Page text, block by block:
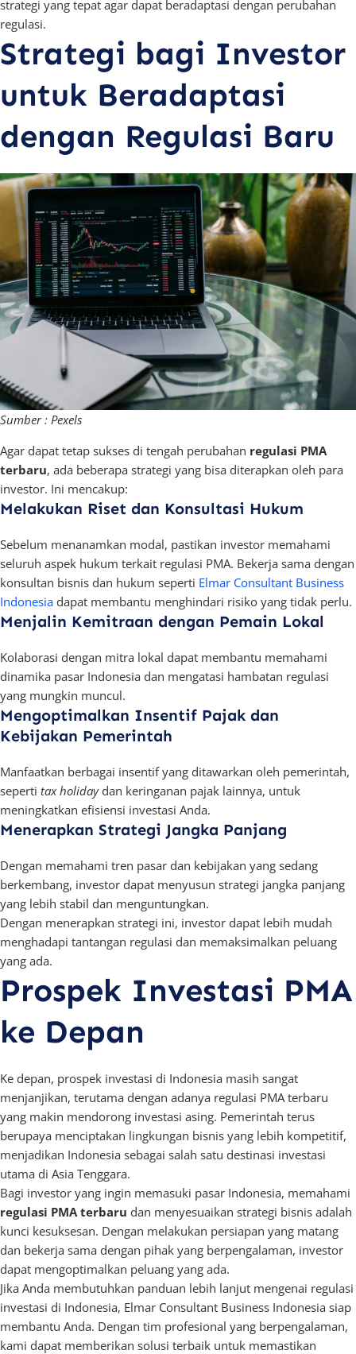
strategi yang tepat agar dapat beradaptasi dengan perubahan
regulasi.
Strategi bagi Investor
untuk Beradaptasi
dengan Regulasi Baru
Sumber : Pexels
Agar dapat tetap sukses di tengah perubahan regulasi PMA
terbaru, ada beberapa strategi yang bisa diterapkan oleh para
investor. Ini mencakup:
Melakukan Riset dan Konsultasi Hukum
Sebelum menanamkan modal, pastikan investor memahami
seluruh aspek hukum terkait regulasi PMA. Bekerja sama dengan
konsultan bisnis dan hukum seperti Elmar Consultant Business
Indonesia dapat membantu menghindari risiko yang tidak perlu.
Menjalin Kemitraan dengan Pemain Lokal
Kolaborasi dengan mitra lokal dapat membantu memahami
dinamika pasar Indonesia dan mengatasi hambatan regulasi
yang mungkin muncul.
Mengoptimalkan Insentif Pajak dan
Kebijakan Pemerintah
Manfaatkan berbagai insentif yang ditawarkan oleh pemerintah,
seperti tax holidaydan keringanan pajak lainnya, untuk
meningkatkan efisiensi investasi Anda.
Menerapkan Strategi Jangka Panjang
Dengan memahami tren pasar dan kebijakan yang sedang
berkembang, investor dapat menyusun strategi jangka panjang
yang lebih stabil dan menguntungkan.
Dengan menerapkan strategi ini, investor dapat lebih mudah
menghadapi tantangan regulasi dan memaksimalkan peluang
yang ada.
Prospek Investasi PMA
ke Depan
Ke depan, prospek investasi di Indonesia masih sangat
menjanjikan, terutama dengan adanya regulasi PMA terbaru
yang makin mendorong investasi asing. Pemerintah terus
berupaya menciptakan lingkungan bisnis yang lebih kompetitif,
menjadikan Indonesia sebagai salah satu destinasi investasi
utama di Asia Tenggara.
Bagi investor yang ingin memasuki pasar Indonesia, memahami
regulasi PMA terbaru dan menyesuaikan strategi bisnis adalah
kunci kesuksesan. Dengan melakukan persiapan yang matang
dan bekerja sama dengan pihak yang berpengalaman, investor
dapat mengoptimalkan peluang yang ada.
Jika Anda membutuhkan panduan lebih lanjut mengenai regulasi
investasi di Indonesia, Elmar Consultant Business Indonesia siap
membantu Anda. Dengan tim profesional yang berpengalaman,
kami dapat memberikan solusi terbaik untuk memastikan